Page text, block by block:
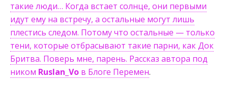
такие люди… Когда встает солнце, они первыми
идут ему на встречу, а остальные могут лишь
плестись следом. Потому что остальные — только
тени, которые отбрасывают такие парни, как Док
Бритва. Поверь мне, парень. Рассказ автора под
ником Ruslan_Vo в Блоге Перемен.